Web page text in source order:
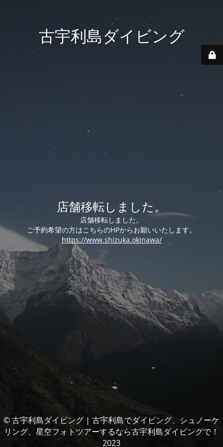
古宇利島ダイビング
店舗移転しました。
店舗移転しました。
ご予約希望の方はこちらのHPからお願いいたします。
https://www.shizuka.okinawa/
© 古宇利島ダイビング | 古宇利島でダイビング、シュノーケ
リング、星空フォトツアーするなら古宇利島ダイビングで！
2023